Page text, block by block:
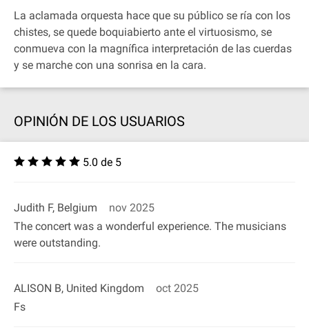
La aclamada orquesta hace que su público se ría con los
chistes, se quede boquiabierto ante el virtuosismo, se
conmueva con la magnífica interpretación de las cuerdas
y se marche con una sonrisa en la cara.
OPINIÓN DE LOS USUARIOS
5.0 de 5
Judith F, Belgium
nov 2025
The concert was a wonderful experience. The musicians
were outstanding.
ALISON B, United Kingdom
oct 2025
Fs